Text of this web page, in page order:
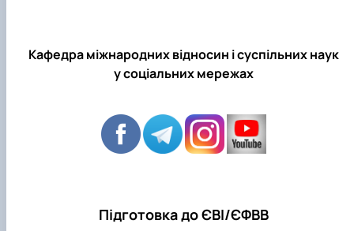
Кафедра міжнародних відносин і суспільних наук
у соціальних мережах
Підготовка до ЄВІ/ЄФВВ